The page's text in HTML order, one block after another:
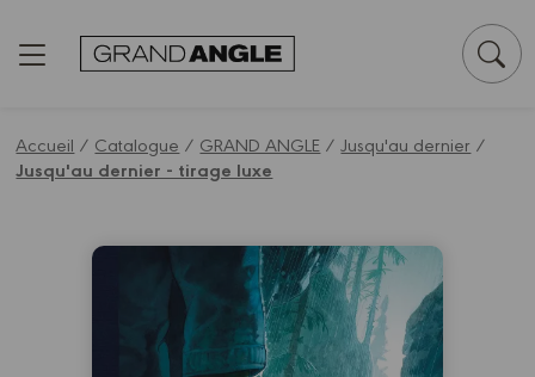
Accueil / Catalogue / GRAND ANGLE /Jusqu'au dernier /
Jusqu'au dernier - tirage luxe